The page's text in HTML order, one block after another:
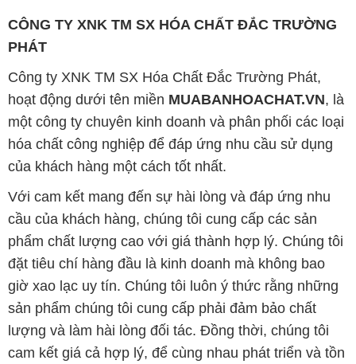
CÔNG TY XNK TM SX HÓA CHẤT ĐẮC TRƯỜNG
PHÁT
Công ty XNK TM SX Hóa Chất Đắc Trường Phát,
hoạt động dưới tên miền MUABANHOACHAT.VN, là
một công ty chuyên kinh doanh và phân phối các loại
hóa chất công nghiệp để đáp ứng nhu cầu sử dụng
của khách hàng một cách tốt nhất.
Với cam kết mang đến sự hài lòng và đáp ứng nhu
cầu của khách hàng, chúng tôi cung cấp các sản
phẩm chất lượng cao với giá thành hợp lý. Chúng tôi
đặt tiêu chí hàng đầu là kinh doanh mà không bao
giờ xao lạc uy tín. Chúng tôi luôn ý thức rằng những
sản phẩm chúng tôi cung cấp phải đảm bảo chất
lượng và làm hài lòng đối tác. Đồng thời, chúng tôi
cam kết giá cả hợp lý, để cùng nhau phát triển và tồn